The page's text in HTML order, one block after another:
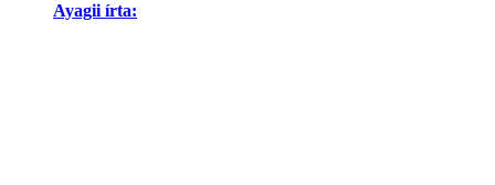
Ayagii írta: